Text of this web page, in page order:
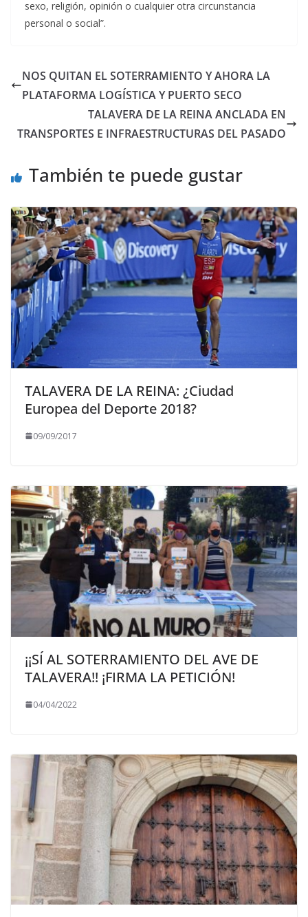
sexo, religión, opinión o cualquier otra circunstancia
personal o social”.
NOS QUITAN EL SOTERRAMIENTO Y AHORA LA
PLATAFORMA LOGÍSTICA Y PUERTO SECO
TALAVERA DE LA REINA ANCLADA EN
TRANSPORTES E INFRAESTRUCTURAS DEL PASADO
También te puede gustar
TALAVERA DE LA REINA: ¿Ciudad
Europea del Deporte 2018?
09/09/2017
¡¡SÍ AL SOTERRAMIENTO DEL AVE DE
TALAVERA!! ¡FIRMA LA PETICIÓN!
04/04/2022